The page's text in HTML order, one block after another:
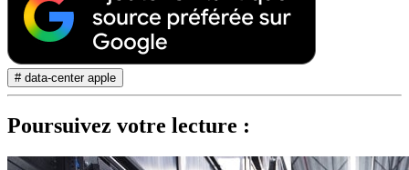
# data-center apple
Poursuivez votre lecture :